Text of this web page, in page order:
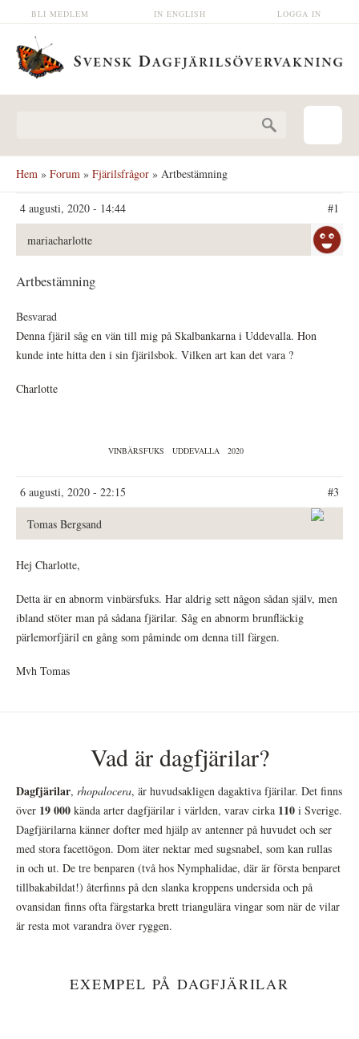
Hoppa till huvudinnehåll LOGGA IN
IN ENGLISH
BLI MEDLEM
Hem » Forum » Fjärilsfrågor » Artbestämning
4 augusti, 2020 - 14:44 #1
mariacharlotte
Artbestämning
Besvarad
Denna fjäril såg en vän till mig på Skalbankarna i Uddevalla. Hon
kunde inte hitta den i sin fjärilsbok. Vilken art kan det vara ?
Charlotte
VINBÄRSFUKS UDDEVALLA 2020
6 augusti, 2020 - 22:15 #3
Tomas Bergsand
Hej Charlotte,
Detta är en abnorm vinbärsfuks. Har aldrig sett någon sådan själv, men
ibland stöter man på sådana fjärilar. Såg en abnorm brunfläckig
pärlemorfjäril en gång som påminde om denna till färgen.
Mvh Tomas
Vad är dagfjärilar?
Dagfjärilar, rhopalocera, är huvudsakligen dagaktiva fjärilar. Det finns
över 19 000 kända arter dagfjärilar i världen, varav cirka 110 i Sverige.
Dagfjärilarna känner dofter med hjälp av antenner på huvudet och ser
med stora facettögon. Dom äter nektar med sugsnabel, som kan rullas
in och ut. De tre benparen (två hos Nymphalidae, där är första benparet
tillbakabildat!) återfinns på den slanka kroppens undersida och på
ovansidan finns ofta färgstarka brett triangulära vingar som när de vilar
är resta mot varandra över ryggen.
EXEMPEL PÅ DAGFJÄRILAR